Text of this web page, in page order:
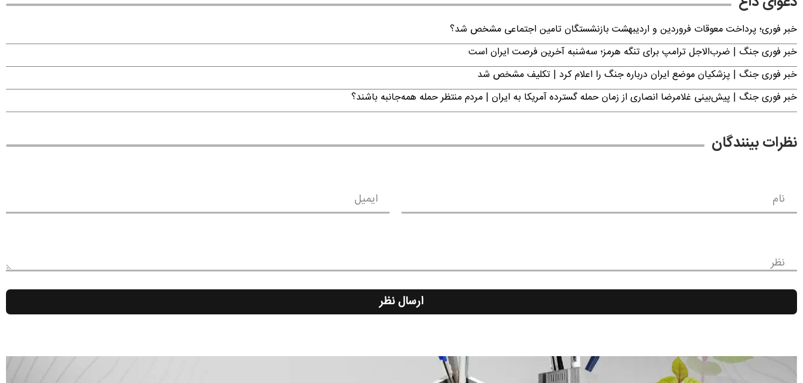
خبر فوری؛ پرداخت معوقات فروردین و اردیبهشت بازنشستگان تامین اجتماعی مشخص شد؟
خبر فوری جنگ | ضرب‌الاجل ترامپ برای تنگه هرمز؛ سه‌شنبه آخرین فرصت ایران است
خبر فوری جنگ | پزشکیان موضع ایران درباره جنگ را اعلام کرد | تکلیف مشخص شد
خبر فوری جنگ | پیش‌بینی غلامرضا انصاری از زمان حمله گسترده آمریکا به ایران | مردم منتظر حمله همه‌جانبه باشند؟
نظرات بینندگان
نام ایمیل
نظر
ارسال نظر